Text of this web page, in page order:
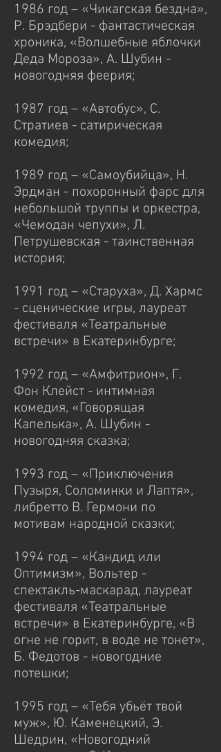
1986 год – «Чикагская бездна»,
Р. Брэдбери - фантастическая
хроника, «Волшебные яблочки
Деда Мороза», А. Шубин -
новогодняя феерия;
1987 год – «Автобус», С.
Стратиев - сатирическая
комедия;
1989 год – «Самоубийца», Н.
Эрдман - похоронный фарс для
небольшой труппы и оркестра,
«Чемодан чепухи», Л.
Петрушевская - таинственная
история;
1991 год – «Старуха», Д. Хармс
- сценические игры, лауреат
фестиваля «Театральные
встречи» в Екатеринбурге;
1992 год – «Амфитрион», Г.
Фон Клейст - интимная
комедия, «Говорящая
Капелька», А. Шубин -
новогодняя сказка;
1993 год – «Приключения
Пузыря, Соломинки и Лаптя»,
либретто В. Гермони по
мотивам народной сказки;
1994 год – «Кандид или
Оптимизм», Вольтер -
спектакль-маскарад, лауреат
фестиваля «Театральные
встречи» в Екатеринбурге, «В
огне не горит, в воде не тонет»,
Б. Федотов - новогодние
потешки;
1995 год – «Тебя убьёт твой
муж», Ю. Каменецкий, Э.
Шедрин, «Новогодний